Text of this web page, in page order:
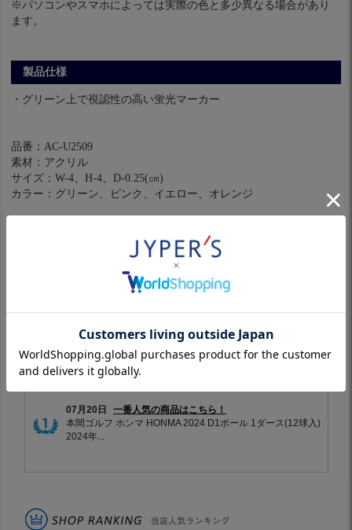
※パソコンやスマホによっては実際の色と多少異なる場合があり
ます。
製品仕様
・グリーン上で視認性の高い蛍光マーカー
品番：AC-U2509
素材：アクリル
サイズ：W-4、H-4、D-0.25(㎝)
カラー：グリーン、ピンク、イエロー、オレンジ
※スリーブ付きシャフトは対象外